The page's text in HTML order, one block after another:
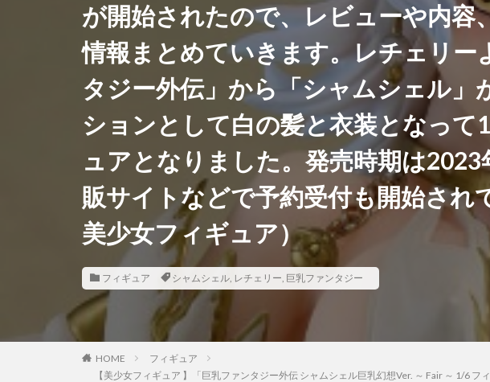
阿波連さんははかれない
阿波連れいな
陸八魔アル
陽夏木ミカン 雛苺
雪音クリス
雪風 雷電芽衣 雷霆
青春ブタ野郎はバニーガール先輩の夢を見ない
風薫る - 放課後
風霊使いウィン/Wynn the
香月芽郁
駿河 骸骨騎士様、只今異
鬼滅の刃
魂魄妖夢 魔太郎 魔
魔法少女まどかマギカ
鴉羽 鷺沢文香
黒髪メイド
龍造寺朱音 １／ ONE
が開始されたので、レビューや内容
情報まとめていきます。レチェリー
タジー外伝」から「シャムシェル」
ションとして白の髪と衣装となっ
ュアとなりました。発売時期は
販サイトなどで予約受付も開始され
美少女フィギュア）
フィギュア シャムシェル, レチェリー, 巨乳ファンタジー
HOME
フィギュア
【美少女フィギュア 】「巨乳ファンタジー外伝 シャムシェル巨乳幻想Ver. ～ Fair ～ 1/